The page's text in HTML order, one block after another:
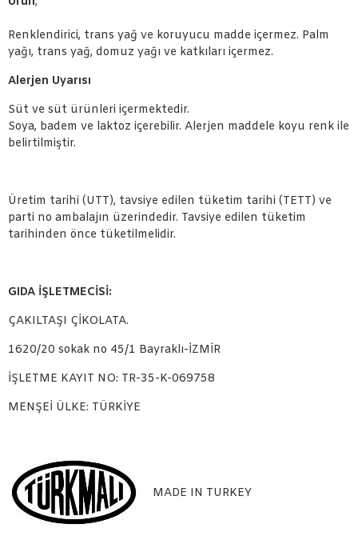
Renklendirici, trans yağ ve koruyucu madde içermez. Palm
yağı, trans yağ, domuz yağı ve katkıları içermez.
Alerjen Uyarısı
Süt ve süt ürünleri içermektedir.
Soya, badem ve laktoz içerebilir. Alerjen maddele koyu renk ile
belirtilmiştir.
Üretim tarihi (UTT), tavsiye edilen tüketim tarihi (TETT) ve
parti no ambalajın üzerindedir. Tavsiye edilen tüketim
tarihinden önce tüketilmelidir.
GIDA İŞLETMECİSİ:
ÇAKILTAŞI ÇİKOLATA.
1620/20 sokak no 45/1 Bayraklı-İZMİR
İŞLETME KAYIT NO: TR-35-K-069758
MENŞEİ ÜLKE: TÜRKİYE
MADE IN TURKEY